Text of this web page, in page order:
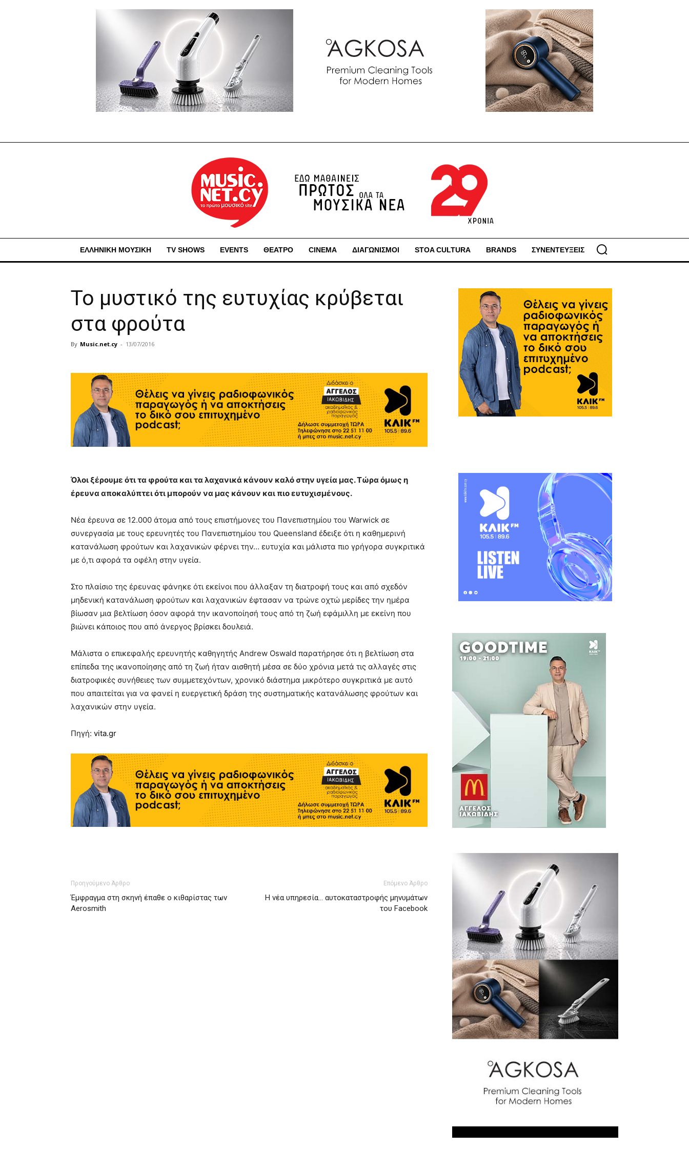
ΕΛΛΗΝΙΚΗ ΜΟΥΣΙΚΗ TV SHOWS EVENTS ΘΕΑΤΡΟ CINEMA ΔΙΑΓΩΝΙΣΜΟΙ STOA CULTURA BRANDS ΣΥΝΕΝΤΕΥΞΕΙΣ
Το μυστικό της ευτυχίας κρύβεται
στα φρούτα
By Music.net.cy - 13/07/2016
Όλοι ξέρουμε ότι τα φρούτα και τα λαχανικά κάνουν καλό στην υγεία μας. Τώρα όμως η
έρευνα αποκαλύπτει ότι μπορούν να μας κάνουν και πιο ευτυχισμένους.
Νέα έρευνα σε 12.000 άτομα από τους επιστήμονες του Πανεπιστημίου του Warwick σε
συνεργασία με τους ερευνητές του Πανεπιστημίου του Queensland έδειξε ότι η καθημερινή
κατανάλωση φρούτων και λαχανικών φέρνει την… ευτυχία και μάλιστα πιο γρήγορα συγκριτικά
με ό,τι αφορά τα οφέλη στην υγεία.
Στο πλαίσιο της έρευνας φάνηκε ότι εκείνοι που άλλαξαν τη διατροφή τους και από σχεδόν
μηδενική κατανάλωση φρούτων και λαχανικών έφτασαν να τρώνε οχτώ μερίδες την ημέρα
βίωσαν μια βελτίωση όσον αφορά την ικανοποίησή τους από τη ζωή εφάμιλλη με εκείνη που
βιώνει κάποιος που από άνεργος βρίσκει δουλειά.
Μάλιστα ο επικεφαλής ερευνητής καθηγητής Andrew Oswald παρατήρησε ότι η βελτίωση στα
επίπεδα της ικανοποίησης από τη ζωή ήταν αισθητή μέσα σε δύο χρόνια μετά τις αλλαγές στις
διατροφικές συνήθειες των συμμετεχόντων, χρονικό διάστημα μικρότερο συγκριτικά με αυτό
που απαιτείται για να φανεί η ευεργετική δράση της συστηματικής κατανάλωσης φρούτων και
λαχανικών στην υγεία.
Πηγή: vita.gr
Προηγούμενο Άρθρο
Έμφραγμα στη σκηνή έπαθε ο κιθαρίστας των
Aerosmith
Επόμενο Άρθρο
Η νέα υπηρεσία… αυτοκαταστροφής μηνυμάτων
του Facebook